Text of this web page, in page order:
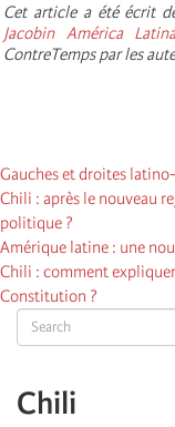
Search
Chili
Cet article a été écrit
Jacobin América Latina
ContreTemps par les
Gauches et droites
Chili : après le nouveau
politique ?
Amérique latine : une
Chili : comment
Constitution ?